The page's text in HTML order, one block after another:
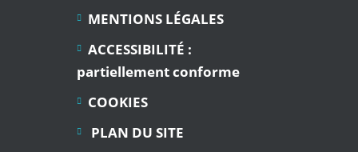
MENTIONS LÉGALES
ACCESSIBILITÉ :
partiellement conforme
COOKIES
PLAN DU SITE